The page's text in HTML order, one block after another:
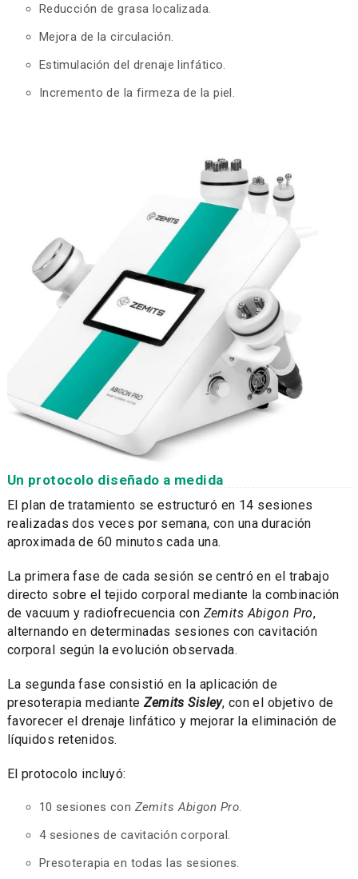
Reducción de grasa localizada.
Mejora de la circulación.
Estimulación del drenaje linfático.
Incremento de la firmeza de la piel.
Un protocolo diseñado a medida
El plan de tratamiento se estructuró en 14 sesiones
realizadas dos veces por semana, con una duración
aproximada de 60 minutos cada una.
La primera fase de cada sesión se centró en el trabajo
directo sobre el tejido corporal mediante la combinación
de vacuum y radiofrecuencia con Zemits Abigon Pro,
alternando en determinadas sesiones con cavitación
corporal según la evolución observada.
La segunda fase consistió en la aplicación de
presoterapia medianteZemits Sisley, con el objetivo de
favorecer el drenaje linfático y mejorar la eliminación de
líquidos retenidos.
El protocolo incluyó:
10 sesiones con Zemits Abigon Pro.
4 sesiones de cavitación corporal.
Presoterapia en todas las sesiones.